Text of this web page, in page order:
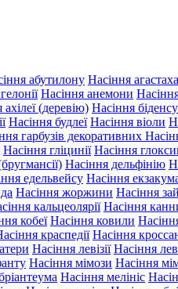
абутилону Насіння агастаха
Насіння анемони
(деревію) Насіння біденсу
Насіння будлеї Насіння віоли
гарбузів декоративних
Насіння гліцинії Насіння
Насіння дельфінію
едельвейсу Насіння
Насіння жоржини Насіння
кальцеолярії Насіння
кобеї Насіння ковили
краспедії Насіння
Насіння левізії Насіння
Насіння мімози Насіння
Насіння мелініс